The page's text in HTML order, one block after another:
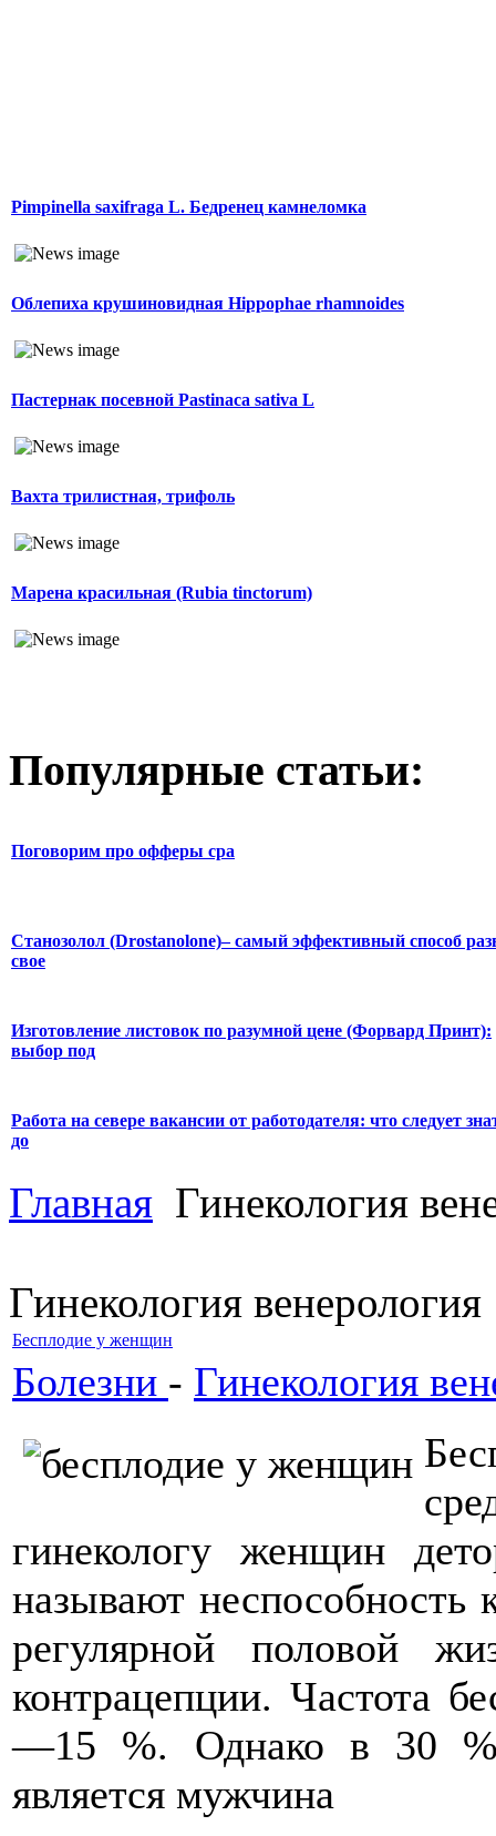
Pimpinella saxifraga L. Бедренец камнеломка
Облепиха крушиновидная Hippophae rhamnoides
Пастернак посевной Pastinaca sativa L
Вахта трилистная, трифоль
Марена красильная (Rubia tinctorum)
Популярные статьи:
Поговорим про офферы cpa
Станозолол (Drostanolone)– самый эффективный способ
свое
Изготовление листовок по разумной цене (Форвард Принт):
выбор под
Работа на севере вакансии от работодателя: что следует
до
Главная Гинекология
Гинекология венерология
Бесплодие у женщин
Болезни - Гинекология
гинекологу женщин
называют неспособность
регулярной половой
контрацепции. Частота
—15 %. Однако в 30 %
является мужчина